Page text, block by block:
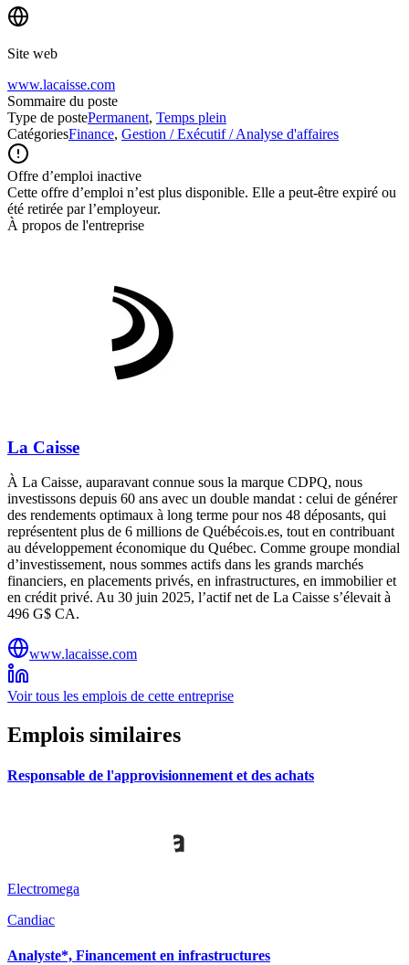
Site web
www.lacaisse.com
Sommaire du poste
Type de postePermanent, Temps plein
CatégoriesFinance, Gestion / Exécutif / Analyse d'affaires
Offre d’emploi inactive
Cette offre d’emploi n’est plus disponible. Elle a peut-être expiré ou
été retirée par l’employeur.
À propos de l'entreprise
La Caisse
À La Caisse, auparavant connue sous la marque CDPQ, nous
investissons depuis 60 ans avec un double mandat : celui de générer
des rendements optimaux à long terme pour nos 48 déposants, qui
représentent plus de 6 millions de Québécois.es, tout en contribuant
au développement économique du Québec. Comme groupe mondial
d’investissement, nous sommes actifs dans les grands marchés
financiers, en placements privés, en infrastructures, en immobilier et
en crédit privé. Au 30 juin 2025, l’actif net de La Caisse s’élevait à
496 G$ CA.
www.lacaisse.com
Voir tous les emplois de cette entreprise
Emplois similaires
Responsable de l'approvisionnement et des achats
Electromega
Candiac
Analyste*, Financement en infrastructures